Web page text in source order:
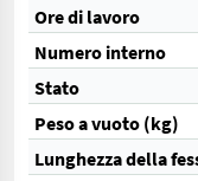
Ore di lavoro
Numero interno
Stato
Peso a vuoto (kg)